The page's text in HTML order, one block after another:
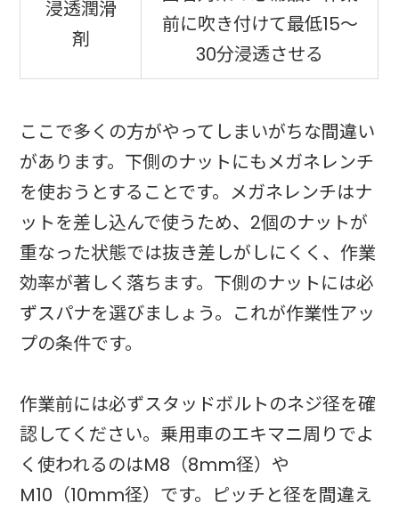
浸透潤滑
剤
前に吹き付けて最低15〜
30分浸透させる
ここで多くの方がやってしまいがちな間違い
があります。下側のナットにもメガネレンチ
を使おうとすることです。メガネレンチはナ
ットを差し込んで使うため、2個のナットが
重なった状態では抜き差しがしにくく、作業
効率が著しく落ちます。下側のナットには必
ずスパナを選びましょう。これが作業性アッ
プの条件です。
作業前には必ずスタッドボルトのネジ径を確
認してください。乗用車のエキマニ周りでよ
く使われるのはM8（8mm径）や
M10（10mm径）です。ピッチと径を間違え